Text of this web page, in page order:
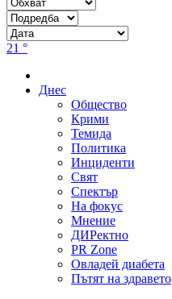
21 °
Днес
Общество
Крими
Темида
Политика
Инциденти
Свят
Спектър
На фокус
Мнение
ДИРектно
PR Zone
Овладей диабета
Пътят на здравето